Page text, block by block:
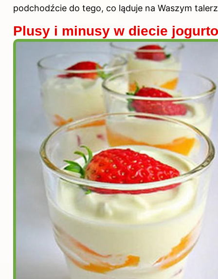
podchodźcie do tego, co ląduje na Waszym
Plusy i minusy w diecie